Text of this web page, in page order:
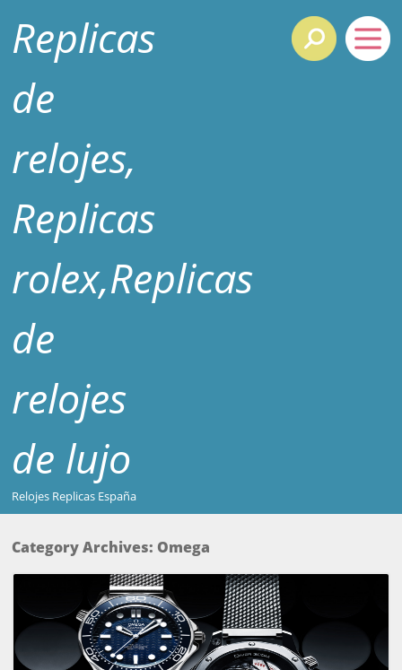
Replicas
de
relojes,
Replicas
rolex,Replicas
de
relojes
de lujo
Relojes Replicas España
Category Archives: Omega